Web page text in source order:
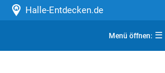
Halle-Entdecken.de
Menü öffnen:☰